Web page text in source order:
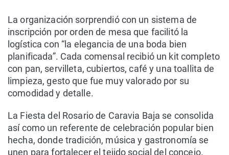
La organización sorprendió con un sistema de
inscripción por orden de mesa que facilitó la
logística con “la elegancia de una boda bien
planificada”. Cada comensal recibió un kit completo
con pan, servilleta, cubiertos, café y una toallita de
limpieza, gesto que fue muy valorado por su
comodidad y detalle.
La Fiesta del Rosario de Caravia Baja se consolida
así como un referente de celebración popular bien
hecha, donde tradición, música y gastronomía se
unen para fortalecer el tejido social del concejo.